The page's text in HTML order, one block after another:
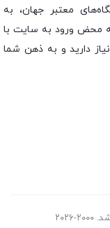
معتبر جهان، به
به محض ورود به سایت با
دارید و به ذهن شما